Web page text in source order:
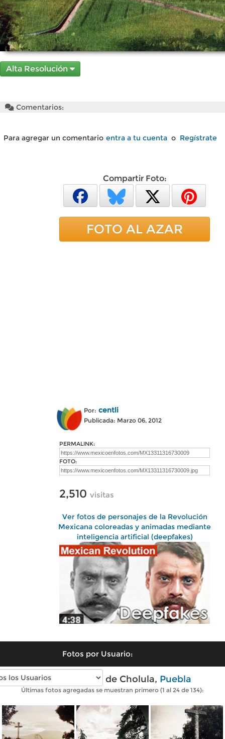
Alta Resolución
Comentarios:
Para agregar un comentario entra a tu cuenta o Regístrate
Compartir Foto:
FOTO AL AZAR
Por: centli
Publicada: Marzo 06, 2012
PERMALINK:
FOTO:
2,510 visitas
Ver fotos de personajes de la Revolución
Mexicana coloreadas y animadas mediante
inteligencia artificial (deepfakes)
Fotos por Usuario:
Fotos antiguas de Cholula, Puebla
Últimas fotos agregadas se muestran primero (1 al 24 de 134):